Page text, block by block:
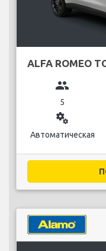
ALFA ROMEO
group
5
miscellaneous_services
Автоматическая